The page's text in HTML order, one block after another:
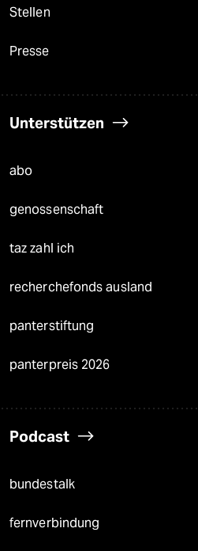
Stellen
Presse
Unterstützen
abo
genossenschaft
taz zahl ich
recherchefonds ausland
panterstiftung
panterpreis 2026
Podcast
bundestalk
fernverbindung